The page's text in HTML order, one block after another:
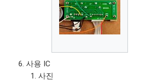
사용 IC
사진